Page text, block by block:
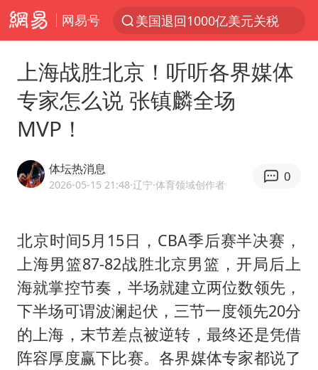
网易号
美国退回1000亿美元关税
探寻“技能+”促就业创业新路
李亚鹏向地铁吐血女孩捐99999元
因凡蒂诺首次公开道歉
《Monica》填词人黎彼得去世
FIFA官方支持因凡蒂诺
陕西柞水遭遇暴雨五千余户群众转移
谷歌首席科学家Jeff Dean离职创业
人贩子“梅姨”真实姓名曝光
上海战胜北京！听听各界媒体
专家怎么说 张镇麟全场
MVP！
体坛热消息
2026-05-15 21:48·辽宁·体育领域创作者
0
北京时间5月15日，CBA季后赛半决赛，
上海男篮87-82战胜北京男篮，开局后上
海就掌控节奏，半场就建立两位数领先，
下半场可谓波澜起伏，三节一度领先20分
的上海，末节差点被逆转，最终还是凭借
阵容厚度赢下比赛。各界媒体专家都说了